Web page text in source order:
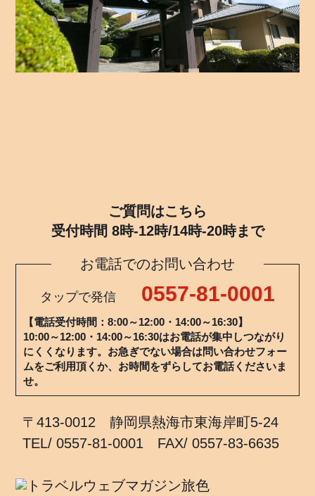
ご質問はこちら
受付時間 8時-12時/14時-20時まで
お電話でのお問い合わせ
タップで発信 0557-81-0001
【電話受付時間：8:00～12:00・14:00～16:30】
10:00～12:00・14:00～16:30はお電話が集中しつながり
にくくなります。お急ぎでない場合は問い合わせフォー
ムをご利用頂くか、お時間をずらしてお電話くださいま
せ。
〒413-0012 静岡県熱海市東海岸町5-24
TEL/ 0557-81-0001 FAX/ 0557-83-6635